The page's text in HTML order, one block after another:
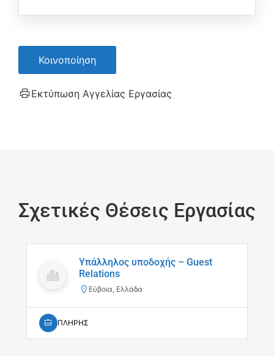
Κοινοποίηση
Εκτύπωση Αγγελίας Εργασίας
Σχετικές Θέσεις Εργασίας
Υπάλληλος υποδοχής – Guest
Relations
Εύβοια, Ελλάδα
ΠΛΗΡΗΣ